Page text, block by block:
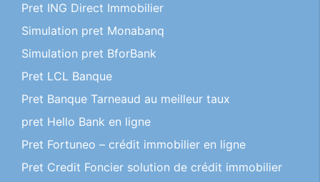
Pret ING Direct Immobilier
Simulation pret Monabanq
Simulation pret BforBank
Pret LCL Banque
Pret Banque Tarneaud au meilleur taux
pret Hello Bank en ligne
Pret Fortuneo – crédit immobilier en ligne
Pret Credit Foncier solution de crédit immobilier